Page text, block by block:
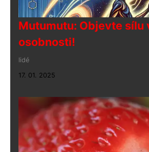
Mutumutu: Objevte sílu
osobnosti!
lidé
17. 01. 2025